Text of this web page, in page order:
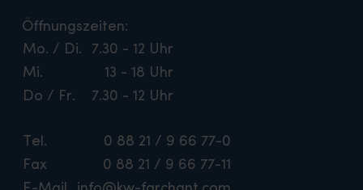
Öffnungszeiten:
Mo. / Di.
7.30 - 12 Uhr
Mi.
13 - 18 Uhr
Do / Fr.
7.30 - 12 Uhr
Tel.
0 88 21 / 9 66 77-0
Fax
0 88 21 / 9 66 77-11